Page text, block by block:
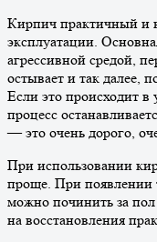
Кирпич практичный и
эксплуатации.
агрессивной средой,
остывает и так далее,
Если это происходит в
процесс
— это очень дорого,
При использовании
проще. При появлении
можно починить за
на восстановления